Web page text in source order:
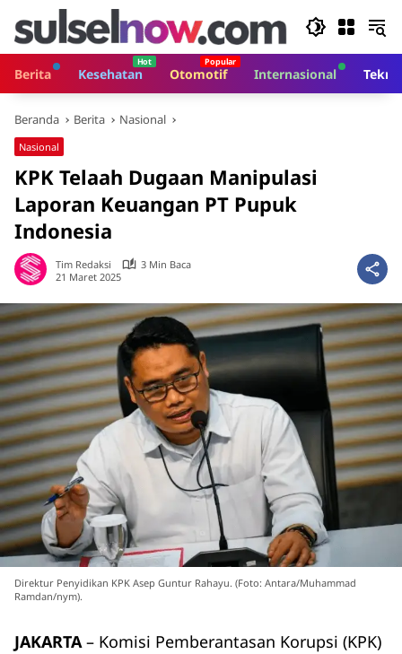
Langsung
konten
Berita
Kesehatan Otomotif Internasional
Beranda Berita Nasional
Nasional
KPK Telaah Dugaan Manipulasi
Laporan Keuangan PT Pupuk
Indonesia
Tim Redaksi
3 Min Baca
21 Maret 2025
Direktur Penyidikan KPK Asep Guntur Rahayu. (Foto: Antara/Muhammad
Ramdan/nym).
JAKARTA– Komisi Pemberantasan Korupsi (KPK)